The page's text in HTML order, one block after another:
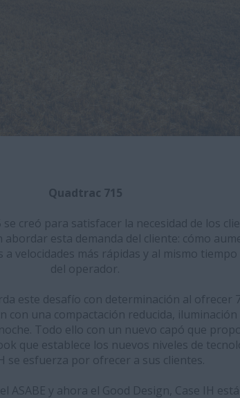
Quadtrac 715
se creó para satisfacer la necesidad de los
abordar esta demanda del cliente: cómo
velocidades más rápidas y al mismo
del operador.
este desafío con determinación al ofrecer
con una compactación reducida,
Todo ello con un nuevo capó que
que establece los nuevos niveles de
se esfuerza por ofrecer a sus clientes.
ASABE y ahora el Good Design, Case IH